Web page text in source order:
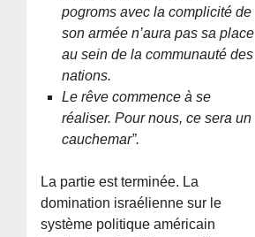
pogroms avec la complicité de
son armée n’aura pas sa place
au sein de la communauté des
nations.
Le rêve commence à se
réaliser. Pour nous, ce sera un
cauchemar”.
La partie est terminée. La
domination israélienne sur le
système politique américain